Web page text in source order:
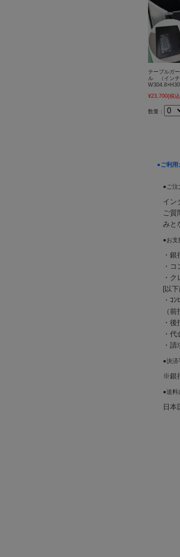
テーブルガ
ル （イン
¥23,700(税
数量：
●ご利用
●ご注
イン
ご質
みと
●お支
・銀
・
・
[以
・ｺ
（前
・
・
・
●決済
※銀
●送料
日